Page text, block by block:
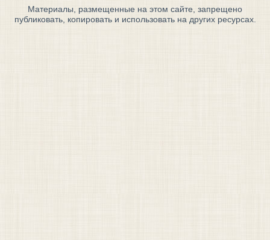
Материалы, размещенные на этом сайте, запрещено
публиковать, копировать и использовать на других ресурсах.